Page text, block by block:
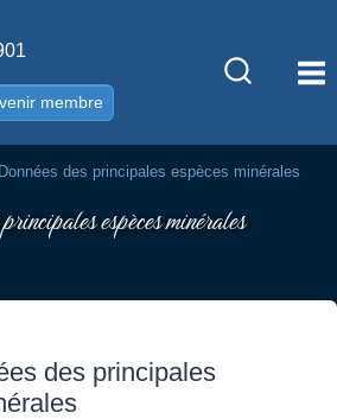
membre
Données des principales espèces minérales
espèces minérales
des principales